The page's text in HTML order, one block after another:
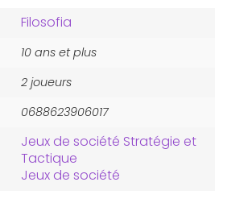
Filosofia
10 ans et plus
2 joueurs
0688623906017
Jeux de société Stratégie et
Tactique
Jeux de société